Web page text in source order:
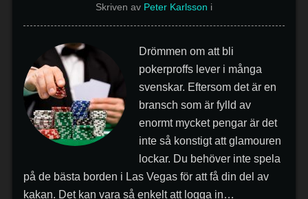
Skriven av Peter Karlsson i
Drömmen om att bli
pokerproffs lever i många
svenskar. Eftersom det är en
bransch som är fylld av
enormt mycket pengar är det
inte så konstigt att glamouren
lockar. Du behöver inte spela
på de bästa borden i Las Vegas för att få din del av
kakan. Det kan vara så enkelt att logga in…